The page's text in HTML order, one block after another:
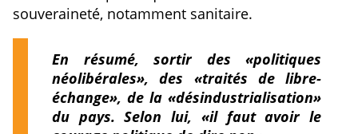
souveraineté, notamment sanitaire.
En résumé, sortir des «politiques
néolibérales», des «traités de libre-
échange», de la «désindustrialisation»
du pays. Selon lui, «il faut avoir le